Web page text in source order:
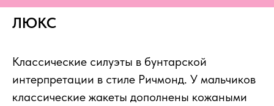
ЛЮКС
Классические силуэты в бунтарской
интерпретации в стиле Ричмонд. У мальчиков
классические жакеты дополнены кожаными